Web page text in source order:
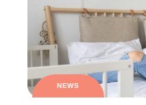
NEWS